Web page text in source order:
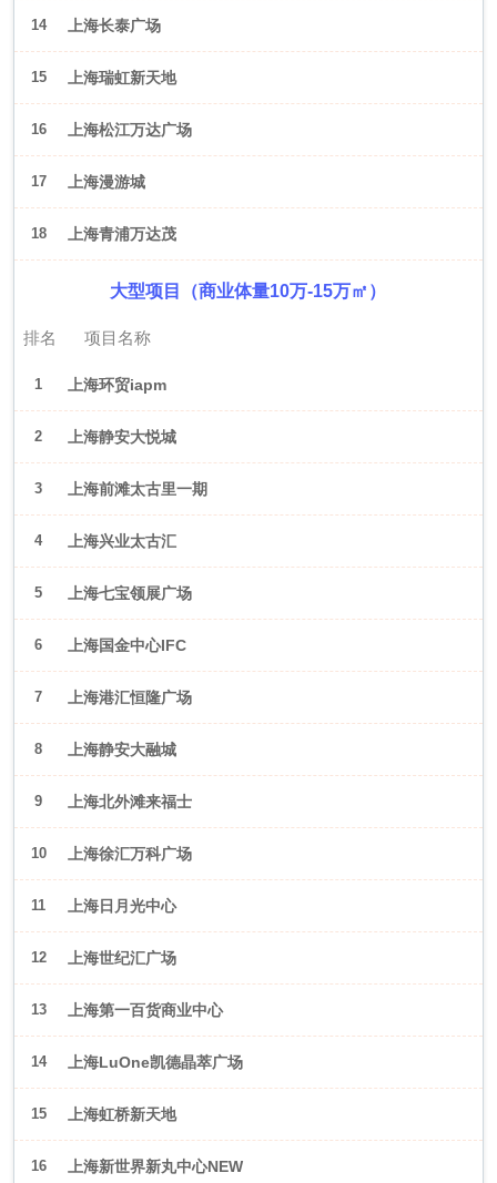
14 上海长泰广场
15 上海瑞虹新天地
16 上海松江万达广场
17 上海漫游城
18 上海青浦万达茂
大型项目（商业体量10万-15万㎡）
排名 项目名称
1 上海环贸iapm
2 上海静安大悦城
3 上海前滩太古里一期
4 上海兴业太古汇
5 上海七宝领展广场
6 上海国金中心IFC
7 上海港汇恒隆广场
8 上海静安大融城
9 上海北外滩来福士
10 上海徐汇万科广场
11 上海日月光中心
12 上海世纪汇广场
13 上海第一百货商业中心
14 上海LuOne凯德晶萃广场
15 上海虹桥新天地
16 上海新世界新丸中心NEW